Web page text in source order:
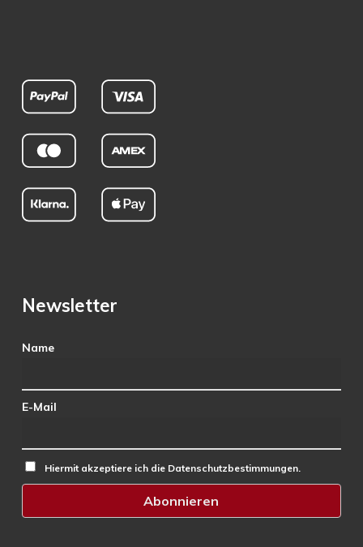
Newsletter
Name
E-Mail
Hiermit akzeptiere ich die Datenschutzbestimmungen.